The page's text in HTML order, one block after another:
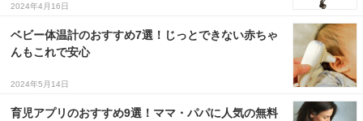
2024年4月16日
ベビー体温計のおすすめ7選！じっとできない赤ちゃ
んもこれで安心
2024年5月14日
育児アプリのおすすめ9選！ママ・パパに人気の無料